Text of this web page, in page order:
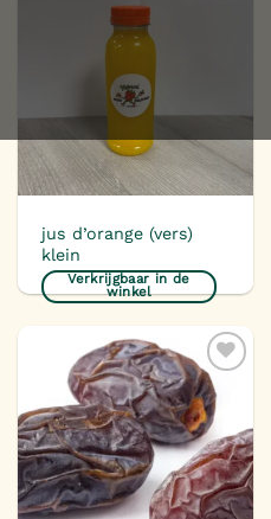
jus d’orange (vers)
klein
Verkrijgbaar in de
winkel
Toevoegen
aan
verlanglijst